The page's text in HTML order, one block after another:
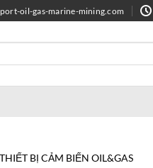
oil-gas-marine-mining.com
THIẾT BỊ CẢM BIẾN OIL&GAS